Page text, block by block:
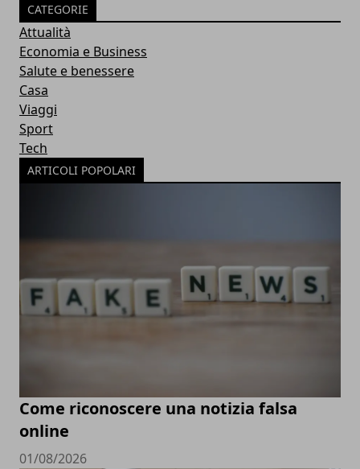
CATEGORIE
Attualità
Economia e Business
Salute e benessere
Casa
Viaggi
Sport
Tech
ARTICOLI POPOLARI
Come riconoscere una notizia falsa
online
01/08/2026